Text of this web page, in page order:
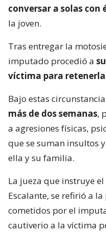
conversar a solas con
la joven.
Tras entregar la
imputado procedió a
víctima para
Bajo estas
más de dos semanas,
a agresiones físicas,
que se suman insultos
ella y su familia.
La jueza que instruye
Escalante, se refirió a
cometidos por el
cautiverio a la víctima